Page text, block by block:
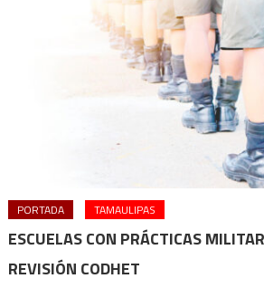
PORTADA TAMAULIPAS
ESCUELAS CON PRÁCTICAS
REVISIÓN CODHET